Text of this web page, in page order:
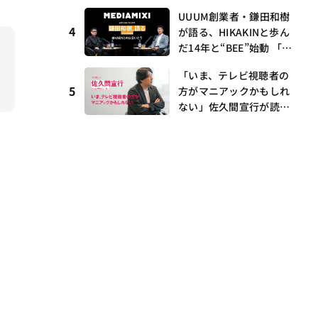
ay提携とAI時代の“つく
る”
4
UUUM創業者・鎌田和樹
が語る、HIKAKINと歩ん
だ14年と“BEE”始動 「O
——MEDIAMIXI with inte
rfm #3
5
「いま、テレビ視聴者の
方がマニアックかもしれ
ない」佐久間宣行が読み